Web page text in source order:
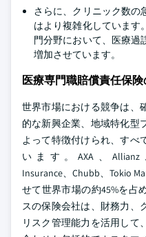
さらに、クリニック数の
はより複雑化しています
門分野において、医療過
増加させています。
医療専門職賠償責任保
世界市場における競争は、
的な新興企業、地域特化型
よって特徴付けられ、すべ
います。AXA、Allianz
Insurance、Chubb、Tokio
せて世界市場の約45%を占
スの保険会社は、財務力、
リスク管理能力を活用して